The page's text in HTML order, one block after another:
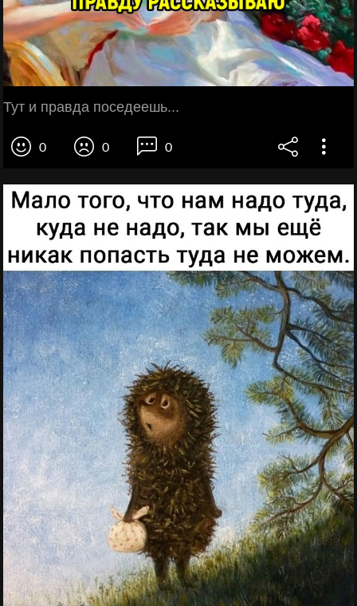
Тут и правда поседеешь...
0 0 0